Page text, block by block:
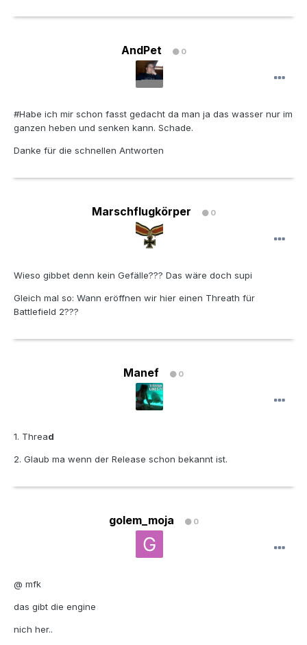
AndPet 0
#Habe ich mir schon fasst gedacht da man ja das wasser nur im
ganzen heben und senken kann. Schade.
Danke für die schnellen Antworten
Marschflugkörper 0
Wieso gibbet denn kein Gefälle??? Das wäre doch supi
Gleich mal so: Wann eröffnen wir hier einen Threath für
Battlefield 2???
Manef 0
1. Thread
2. Glaub ma wenn der Release schon bekannt ist.
golem_moja 0
@ mfk
das gibt die engine
nich her..